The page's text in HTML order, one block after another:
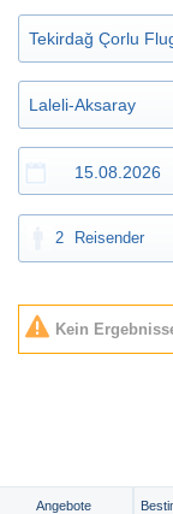
2 Reisender
Kein
Angebote